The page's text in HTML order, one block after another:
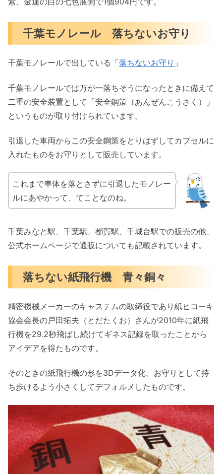
千葉モノレール 落ちないお守り
千葉モノレールで出している「落ちないお守り 」
千葉モノレールでは万が一落ちそうになったときに備えて
二重の安全装置として「安全鋼策（あんぜんこうさく）」
というものが取り付けられています。
引退した車両からこの安全鋼策をとりはずしてカプセルに
入れたものをお守りとして販売しています。
これまで車体を落とさずに引退したモノレー
ルにあやかって、てことなのね。
千葉みなと駅、千葉駅、都賀駅、千城台駅での販売の他、
公式ホームページで通販についても記載されています。
落ちない紙飛行機 青々銅々
精密機械メーカーのキャステムの取締役であり紙ヒコーキ
協会会長の戸田拓夫（とだたくお）さんが2010年に紙飛
行機を29.2秒飛ばし続けてギネス記録を取ったことから
アイデアを得たものです。
そのときの紙飛行機の形を3Dデータ化、お守りとして持
ち歩けるよう小さくしてデフォルメしたものです。